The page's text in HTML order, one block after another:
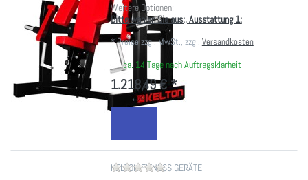
Weitere Optionen:
Bitte wählen Sie aus:, Ausstattung 1:
*Preise zzgl. MwSt., zzgl. Versandkosten
ca. 14 Tage nach Auftragsklarheit
1.218,49 € *
KELTON FITNESS GERÄTEZu diesem Produkt liegen noch